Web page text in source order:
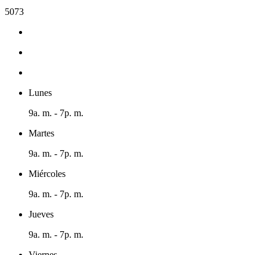
5073
Lunes
9a. m. - 7p. m.
Martes
9a. m. - 7p. m.
Miércoles
9a. m. - 7p. m.
Jueves
9a. m. - 7p. m.